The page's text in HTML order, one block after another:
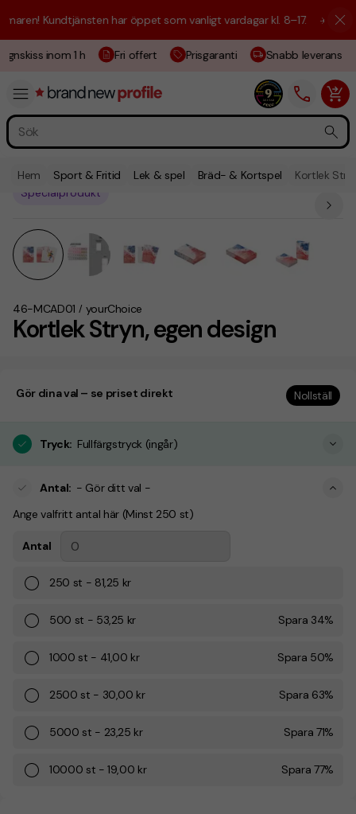
Kundtjänsten har öppet som vanligt vardagar kl. 8–17. ☀️ Vi är
inom 1 h Fri offert Prisgaranti Snabb leverans
Hem Sport & Fritid Lek & spel Bräd- & Kortspel Kortlek
Kortlek Stryn, egen design
46-MCAD01 / yourChoice
Specialprodukt
Gör dina val – se priset direkt Nollställ
Tryck: Fullfärgstryck (ingår)
Antal: - Gör ditt val -
Ange valfritt antal här (Minst 250 st)
Antal
250 st - 81,25 kr
500 st - 53,25 kr Spara 34%
1000 st - 41,00 kr Spara 50%
2500 st - 30,00 kr Spara 63%
5000 st - 23,25 kr Spara71%
10000 st -19,00 kr Spara77%